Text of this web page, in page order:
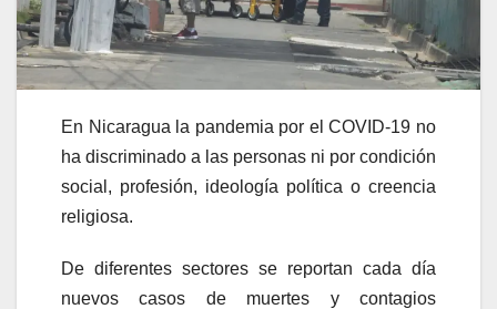
En Nicaragua la pandemia por el COVID-19 no
ha discriminado a las personas ni por condición
social, profesión, ideología política o creencia
religiosa.
De diferentes sectores se reportan cada día
nuevos casos de muertes y contagios